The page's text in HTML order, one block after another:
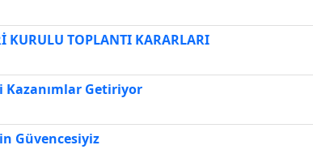
KURULU TOPLANTI KARARLARI
Kazanımlar Getiriyor
Güvencesiyiz